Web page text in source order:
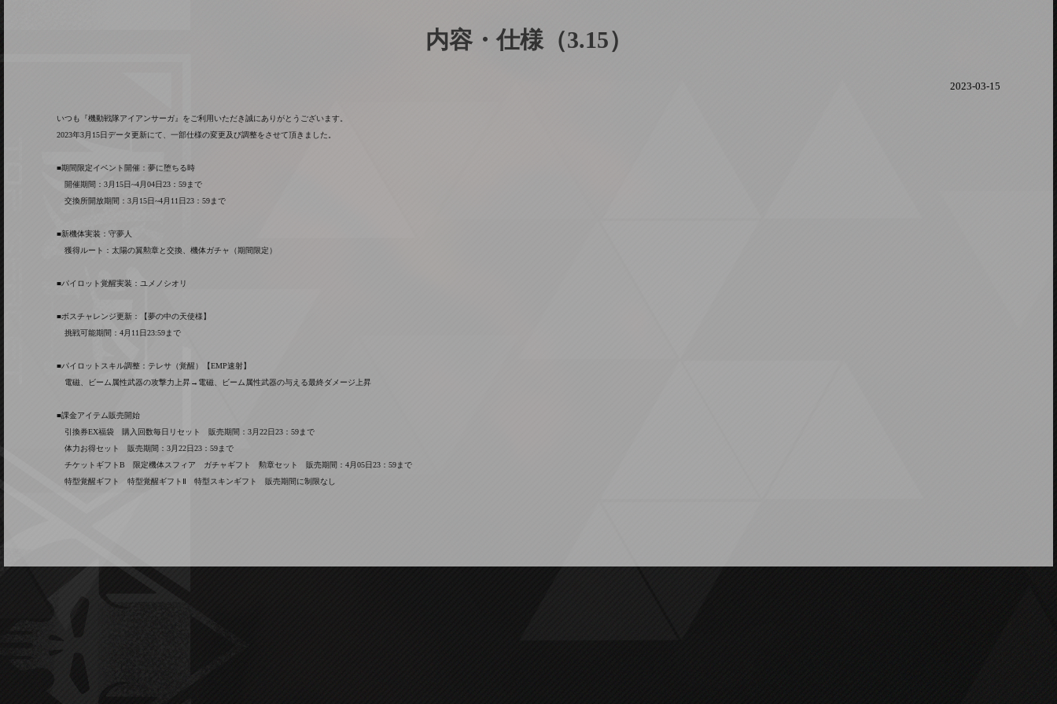
内容・仕様（3.15）
2023-03-15
いつも『機動戦隊アイアンサーガ』をご利用いただき誠にありがとうございます。
2023年3月15日データ更新にて、一部仕様の変更及び調整をさせて頂きました。
■期間限定イベント開催：夢に堕ちる時
開催期間：3月15日~4月04日23：59まで
交換所開放期間：3月15日~4月11日23：59まで
■新機体実装：守夢人
獲得ルート：太陽の翼勲章と交換、機体ガチャ（期間限定）
■パイロット覚醒実装：ユメノシオリ
■ボスチャレンジ更新：【夢の中の天使様】
挑戦可能期間：4月11日23:59まで
■パイロットスキル調整：テレサ（覚醒）【EMP速射】
電磁、ビーム属性武器の攻撃力上昇→電磁、ビーム属性武器の与える最終ダメージ上昇
■課金アイテム販売開始
引換券EX福袋 購入回数毎日リセット 販売期間：3月22日23：59まで
体力お得セット 販売期間：3月22日23：59まで
チケットギフトB 限定機体スフィア ガチャギフト 勲章セット 販売期間：4月05日23：59まで
特型覚醒ギフト 特型覚醒ギフトⅡ 特型スキンギフト 販売期間に制限なし